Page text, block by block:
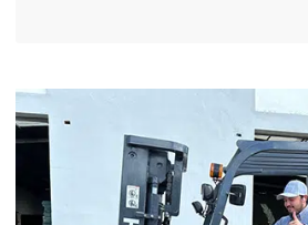
with reduced charging
improve workflow efficiency in
handling tasks. The forklift
excerpt …